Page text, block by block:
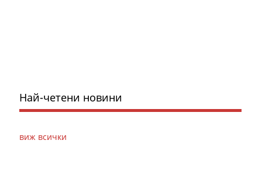
Най-четени новини
виж всички